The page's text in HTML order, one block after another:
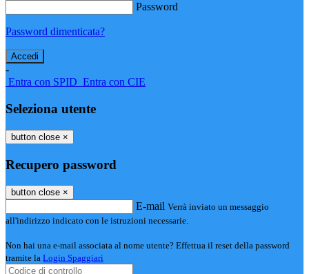
Password
Password dimenticata?
-
Entra con SPID Entra con CIE
Seleziona utente
button close ×
Recupero password
button close ×
E-mail Verrà inviato un messaggio
all'indirizzo indicato con le istruzioni necessarie.
Non hai una e-mail associata al nome utente? Effettua il reset della password
tramite la Login Spaggiari